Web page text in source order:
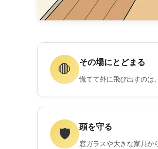
🛑 その場にとどまる
慌てて外に飛び出すのは
🛡️ 頭を守る
窓ガラスや大きな家具か